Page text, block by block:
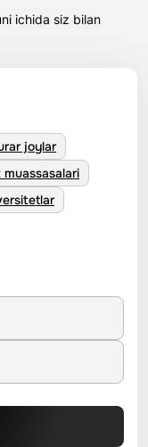
ichida siz bilan
joylar